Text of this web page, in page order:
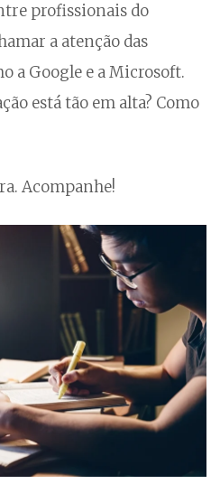
profissionais do
a atenção das
a Google e a Microsoft.
está tão em alta? Como
Acompanhe!